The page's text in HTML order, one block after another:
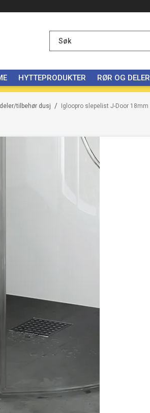
HYTTEPRODUKTER RØR OG DELER
/
tilbehør dusj Igloopro slepelist J-Door 18mm